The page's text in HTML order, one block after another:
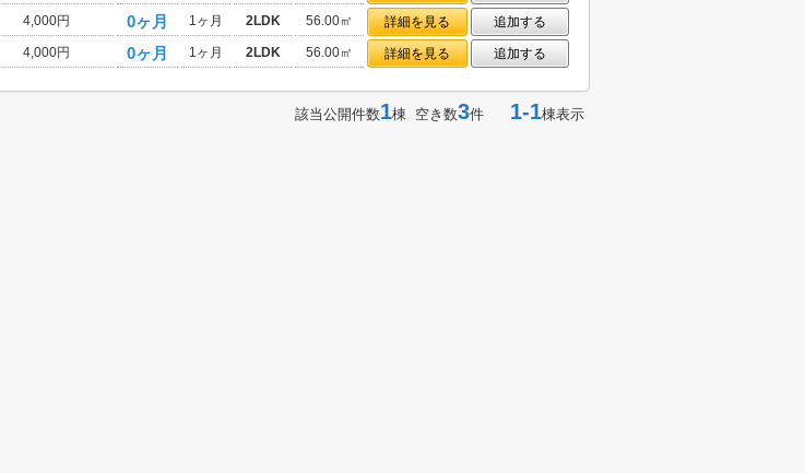
4,000円 0ヶ月 1ヶ月 2LDK 56.00㎡ 詳細を見る
追加する
4,000円 0ヶ月 1ヶ月 2LDK 56.00㎡ 詳細を見る 追加する
該当公開件数1棟 空き数3件 1-1棟表示